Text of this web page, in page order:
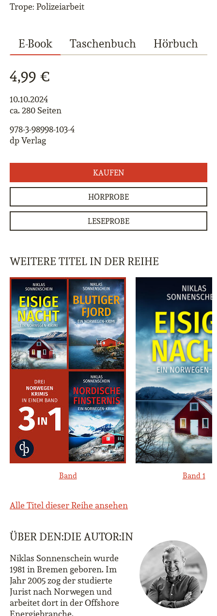
Trope: Polizeiarbeit
E-Book Taschenbuch Hörbuch
4,99 €
10.10.2024
ca. 280 Seiten
978-3-98998-103-4
dp Verlag
KAUFEN
HÖRPROBE
LESEPROBE
WEITERE TITEL IN DER REIHE
Band Band 1
Alle Titel dieser Reihe ansehen
ÜBER DEN:DIE AUTOR:IN
Niklas Sonnenschein wurde
1981 in Bremen geboren. Im
Jahr 2005 zog der studierte
Jurist nach Norwegen und
arbeitet dort in der Offshore